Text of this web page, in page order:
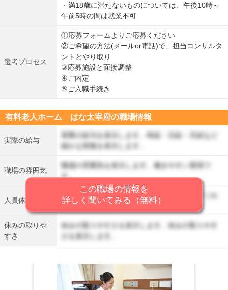
・満18歳に満たないものについては、午後10時～
午前5時の間は就業不可
選考プロセス
①応募フォームよりご応募ください
②ご希望の方法(メールor電話)で、担当コンサルタ
ントとやり取り
③応募施設と面接調整
④ご内定
⑤ご入職手続き
有料老人ホーム はな太宰府の職場情報
実際の給与
実際の給与を表示します。時給・日給・月給など
細かな情報を表示します。
職場の雰囲気
職場の雰囲気を表示します。働きやすい環境で
す。
人員体制
人員体制を表示します。丁寧に仕事を教えてくれ
る先輩がいます。
休みの取りや
すさ
休みの取りやすさを表示します。休みの取りやす
さを表示します。
この職場の情報を
詳しく聞いてみる（無料）